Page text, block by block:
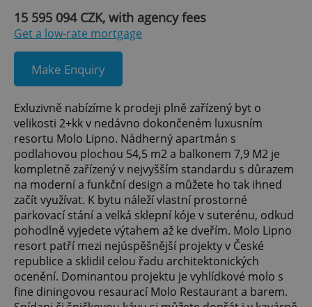
15 595 094 CZK, with agency fees
Get a low-rate mortgage
Make Enquiry
Exluzivně nabízíme k prodeji plně zařízený byt o
velikosti 2+kk v nedávno dokončeném luxusním
resortu Molo Lipno. Nádherný apartmán s
podlahovou plochou 54,5 m2 a balkonem 7,9 M2 je
kompletně zařízený v nejvyšším standardu s důrazem
na moderní a funkční design a můžete ho tak ihned
začít využívat. K bytu náleží vlastní prostorné
parkovací stání a velká sklepní kóje v suterénu, odkud
pohodlně vyjedete výtahem až ke dveřím. Molo Lipno
resort patří mezi nejúspěšnější projekty v České
republice a sklidil celou řadu architektonických
ocenění. Dominantou projektu je vyhlídkové molo s
fine diningovou resaurací Molo Restaurant a barem.